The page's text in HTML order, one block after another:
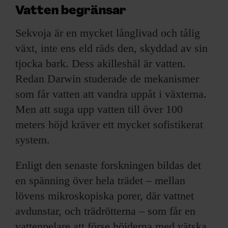
Vatten begränsar
Sekvoja är en mycket långlivad och tålig
växt, inte ens eld räds den, skyddad av sin
tjocka bark. Dess akilleshäl är vatten.
Redan Darwin studerade de mekanismer
som får vatten att vandra uppåt i växterna.
Men att suga upp vatten till över 100
meters höjd kräver ett mycket sofistikerat
system.
Enligt den senaste forskningen bildas det
en spänning över hela trädet – mellan
lövens mikroskopiska porer, där vattnet
avdunstar, och trädrötterna – som får en